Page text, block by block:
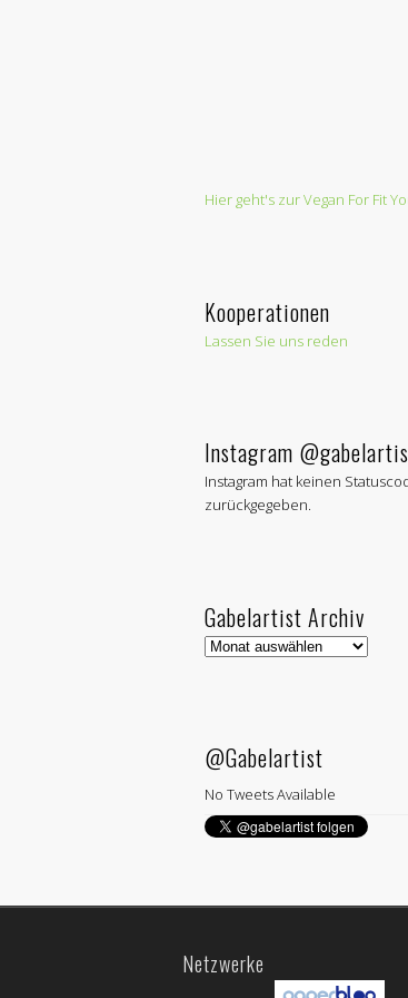
Hier geht's zur Vegan For Fit
Kooperationen
Lassen Sie uns reden
Instagram
Instagram hat keinen
zurückgegeben.
Gabelartist Archiv
Gabelartist
@Gabelartist
No Tweets Available
Netzwerke